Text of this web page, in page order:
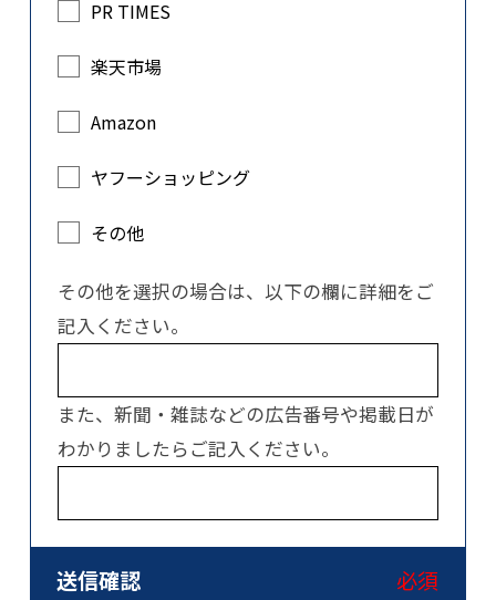
PR TIMES
楽天市場
Amazon
ヤフーショッピング
その他
その他を選択の場合は、以下の欄に詳細をご
記入ください。
また、新聞・雑誌などの広告番号や掲載日が
わかりましたらご記入ください。
送信確認 必須